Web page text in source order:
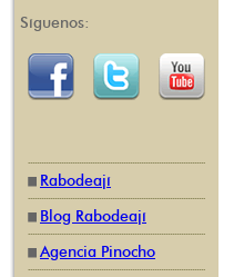
Síguenos:
Rabodeají
Blog Rabodeají
Agencia Pinocho